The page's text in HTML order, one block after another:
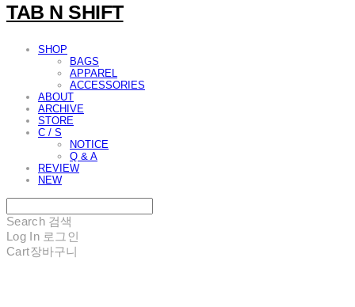
TAB N SHIFT
SHOP
BAGS
APPAREL
ACCESSORIES
ABOUT
ARCHIVE
STORE
C / S
NOTICE
Q & A
REVIEW
NEW
Search 검색
Log In 로그인
Cart장바구니